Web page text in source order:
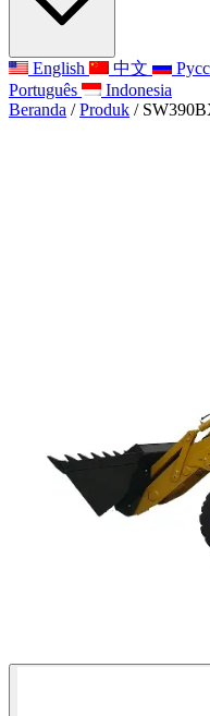
English 中文
Português
Indonesia
Beranda / Produk /